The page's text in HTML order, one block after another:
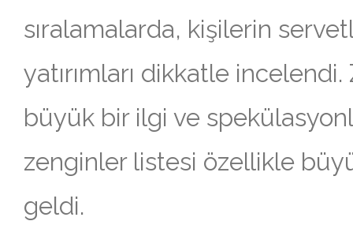
sıralamalarda, kişilerin
yatırımları dikkatle incelendi.
büyük bir ilgi ve
zenginler listesi özellikle
geldi.